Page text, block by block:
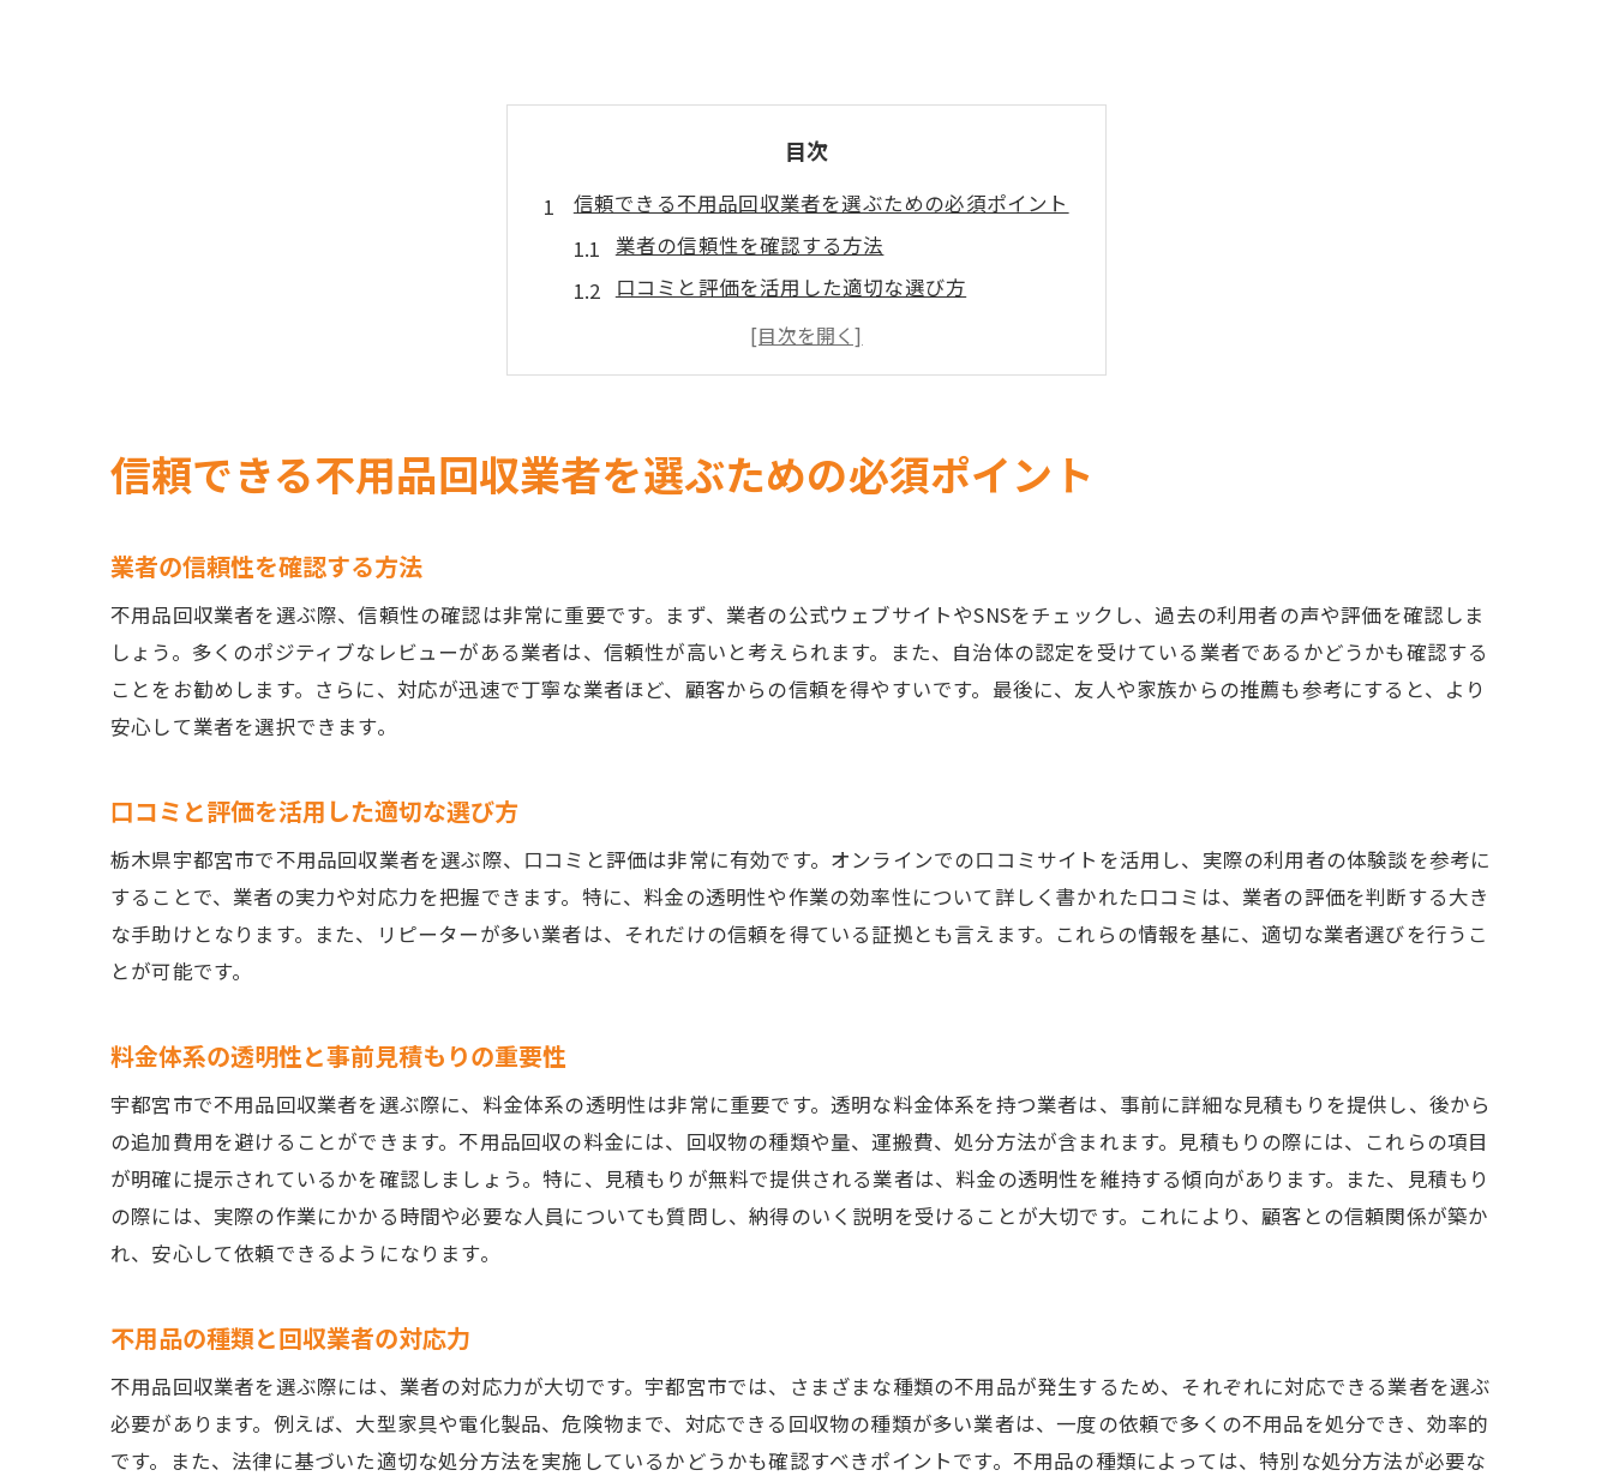
目次
信頼できる不用品回収業者を選ぶための必須ポイント
業者の信頼性を確認する方法
口コミと評価を活用した適切な選び方
料金体系の透明性と事前見積もりの重要性
不用品の種類と回収業者の対応力
アフターサービスが充実した業者の見極め方
宇都宮市の不用品回収で環境負荷を減らす方法
エコフレンドリーな業者の選定基準
環境に優しい処分方法の提案
持続可能な不用品回収のプランニング
最新技術を活用した効率的な分別方法
エコロジカルな取り組みを行う業者の特徴
地域密着型サービスの特徴と利点
地元業者とのコミュニケーションの取り方
地域のニーズに応じた柔軟な対応力
よくある質問に答える！不用品回収の疑問を解消
不用品回収の料金システムはどうなっているか
回収可能な品目と不可能な品目の違い
信頼できる不用品回収業者を選ぶための必須ポイント
業者の信頼性を確認する方法
不用品回収業者を選ぶ際、信頼性の確認は非常に重要です。まず、業者の公式ウェブサイトやSNSをチェックし、過去の利用者の声や評価を確認しま
しょう。多くのポジティブなレビューがある業者は、信頼性が高いと考えられます。また、自治体の認定を受けている業者であるかどうかも確認する
ことをお勧めします。さらに、対応が迅速で丁寧な業者ほど、顧客からの信頼を得やすいです。最後に、友人や家族からの推薦も参考にすると、より
安心して業者を選択できます。
口コミと評価を活用した適切な選び方
栃木県宇都宮市で不用品回収業者を選ぶ際、口コミと評価は非常に有効です。オンラインでの口コミサイトを活用し、実際の利用者の体験談を参考に
することで、業者の実力や対応力を把握できます。特に、料金の透明性や作業の効率性について詳しく書かれた口コミは、業者の評価を判断する大き
な手助けとなります。また、リピーターが多い業者は、それだけの信頼を得ている証拠とも言えます。これらの情報を基に、適切な業者選びを行うこ
とが可能です。
料金体系の透明性と事前見積もりの重要性
宇都宮市で不用品回収業者を選ぶ際に、料金体系の透明性は非常に重要です。透明な料金体系を持つ業者は、事前に詳細な見積もりを提供し、後から
の追加費用を避けることができます。不用品回収の料金には、回収物の種類や量、運搬費、処分方法が含まれます。見積もりの際には、これらの項目
が明確に提示されているかを確認しましょう。特に、見積もりが無料で提供される業者は、料金の透明性を維持する傾向があります。また、見積もり
の際には、実際の作業にかかる時間や必要な人員についても質問し、納得のいく説明を受けることが大切です。これにより、顧客との信頼関係が築か
れ、安心して依頼できるようになります。
不用品の種類と回収業者の対応力
不用品回収業者を選ぶ際には、業者の対応力が大切です。宇都宮市では、さまざまな種類の不用品が発生するため、それぞれに対応できる業者を選ぶ
必要があります。例えば、大型家具や電化製品、危険物まで、対応できる回収物の種類が多い業者は、一度の依頼で多くの不用品を処分でき、効率的
です。また、法律に基づいた適切な処分方法を実施しているかどうかも確認すべきポイントです。不用品の種類によっては、特別な処分方法が必要な